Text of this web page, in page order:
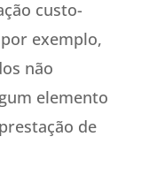
custo-
exemplo,
não
elemento
de